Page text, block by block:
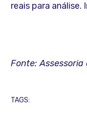
reais para análise.
Fonte:
TAGS: